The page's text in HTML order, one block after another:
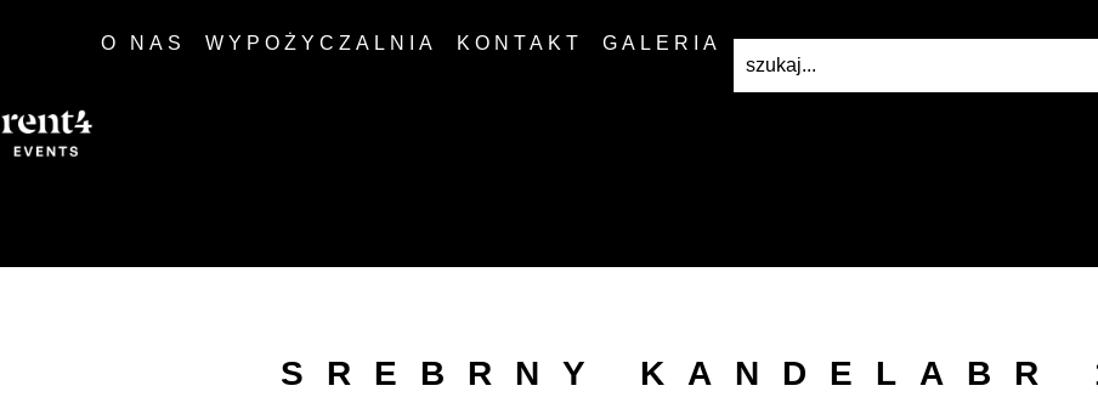
O NAS WYPOŻYCZALNIA KONTAKT GALERIA
SREBRNY KANDELABR